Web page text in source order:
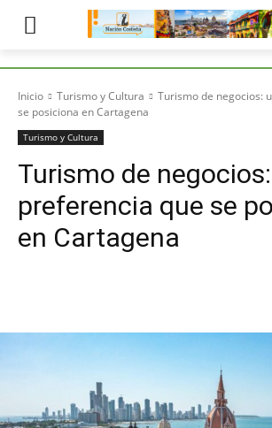
Inicio Turismo y Cultura
Turismo de negocios:
se posiciona en Cartagena
Turismo y Cultura
Turismo de
preferencia que se
en Cartagena